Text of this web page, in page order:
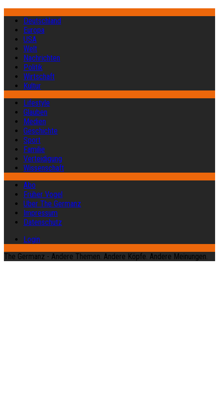
Deutschland
Europa
USA
Welt
Nachrichten
Politik
Wirtschaft
Kultur
Lifestyle
Glauben
Medien
Geschichte
Sport
Familie
Verteidigung
Wissenschaft
Abo
Früher Vogel
Über The Germanz
Impressum
Datenschutz
Login
The Germanz - Andere Themen. Andere Köpfe. Andere Meinungen.